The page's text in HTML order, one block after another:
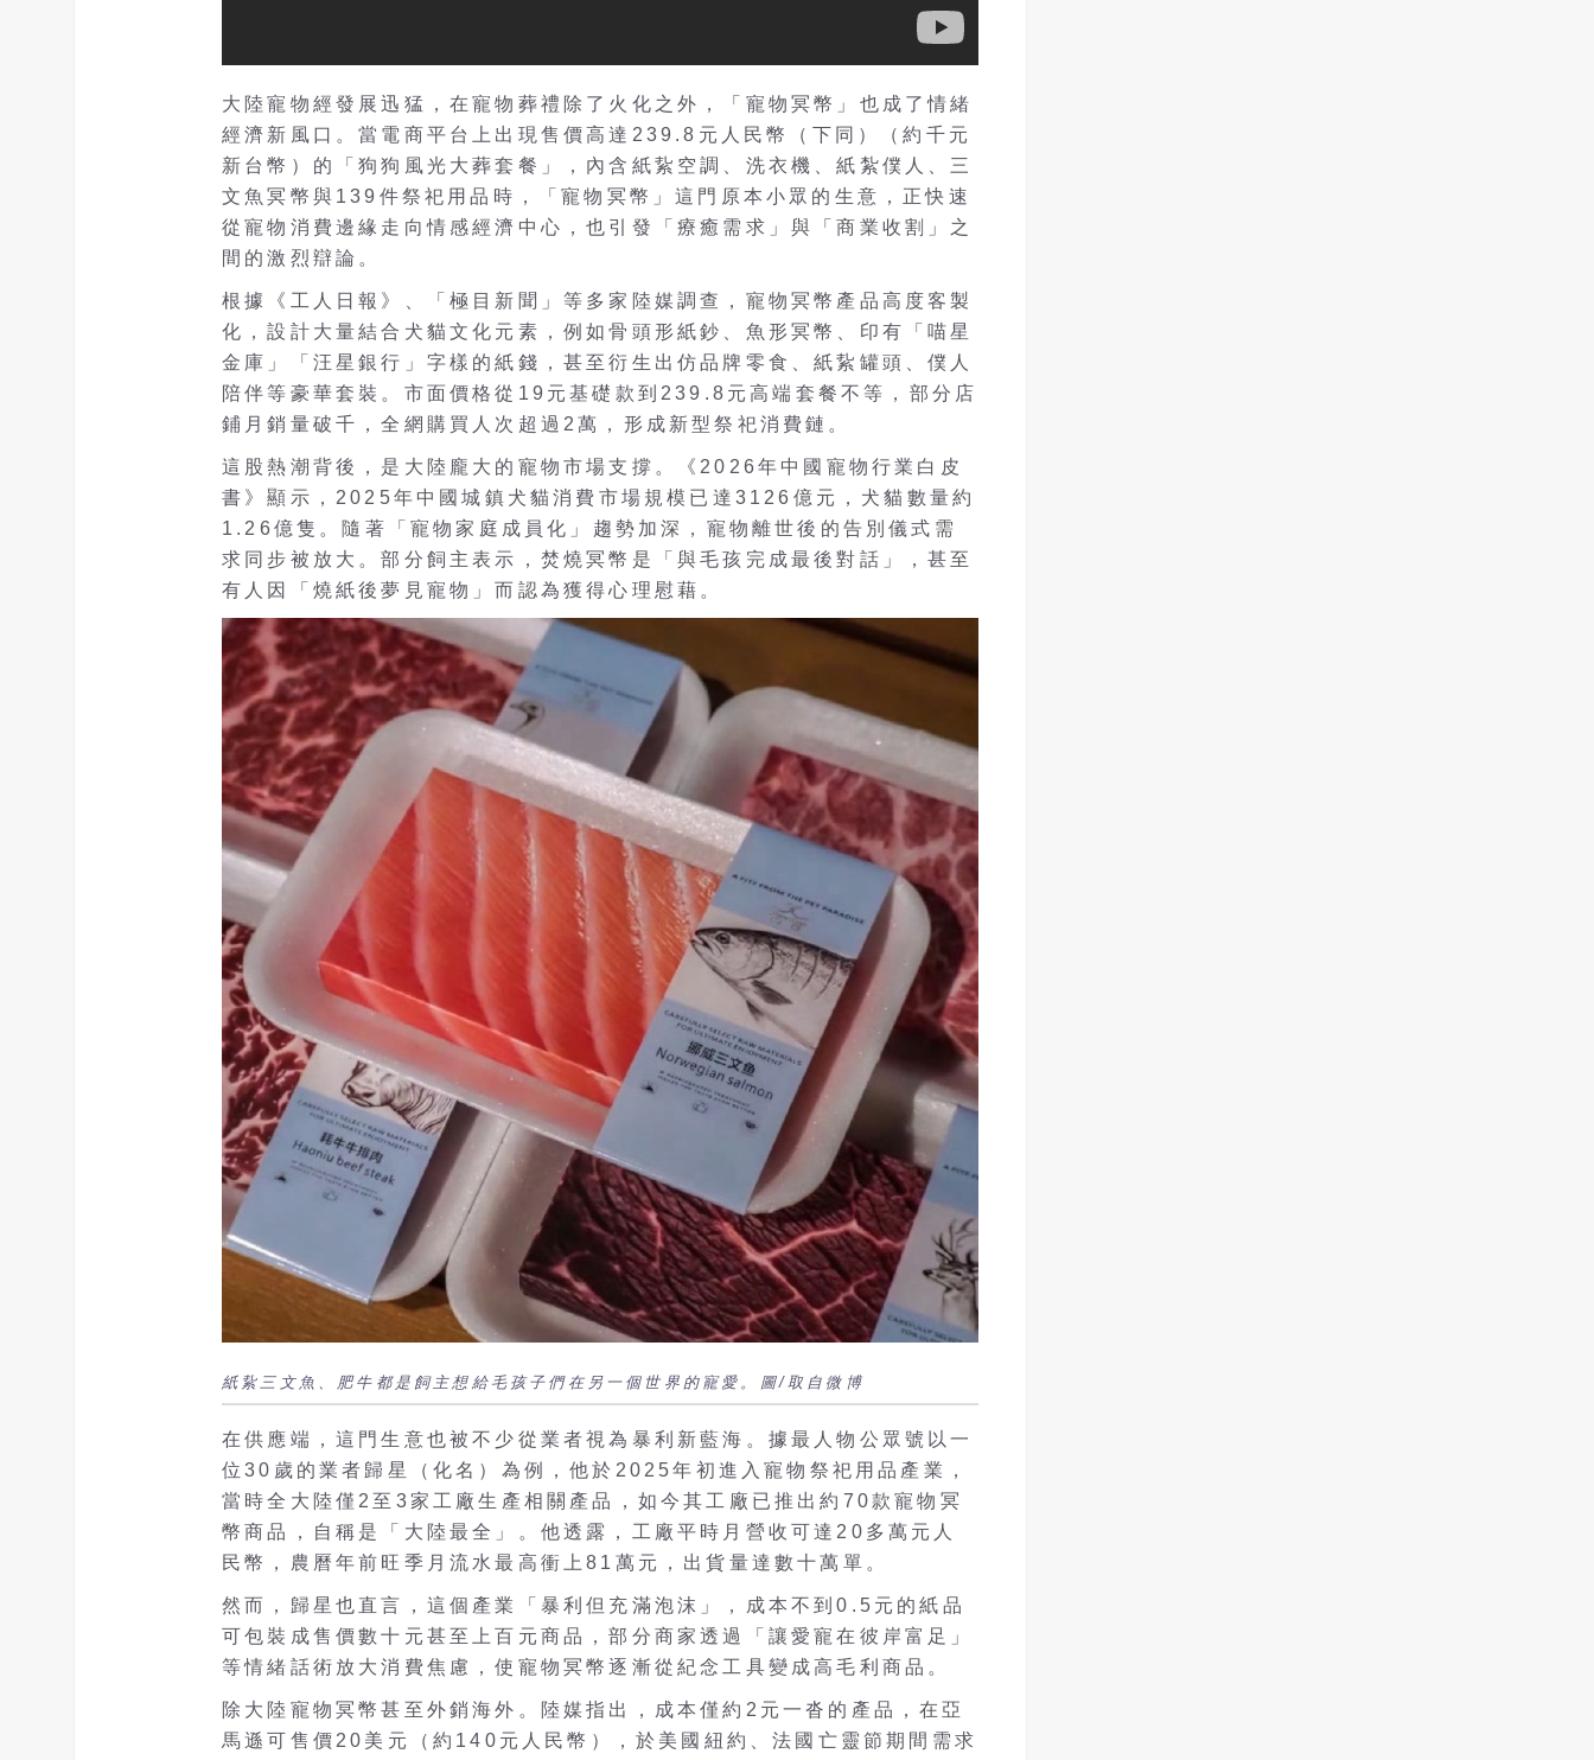
大陸寵物經發展迅猛，在寵物葬禮除了火化之外，「寵物冥幣」也成了情緒
經濟新風口。當電商平台上出現售價高達239.8元人民幣（下同）（約千元
新台幣）的「狗狗風光大葬套餐」，內含紙紥空調、洗衣機、紙紮僕人、三
文魚冥幣與139件祭祀用品時，「寵物冥幣」這門原本小眾的生意，正快速
從寵物消費邊緣走向情感經濟中心，也引發「療癒需求」與「商業收割」之
間的激烈辯論。
根據《工人日報》、「極目新聞」等多家陸媒調查，寵物冥幣產品高度客製
化，設計大量結合犬貓文化元素，例如骨頭形紙鈔、魚形冥幣、印有「喵星
金庫」「汪星銀行」字樣的紙錢，甚至衍生出仿品牌零食、紙紥罐頭、僕人
陪伴等豪華套裝。市面價格從19元基礎款到239.8元高端套餐不等，部分店
鋪月銷量破千，全網購買人次超過2萬，形成新型祭祀消費鏈。
這股熱潮背後，是大陸龐大的寵物市場支撐。《2026年中國寵物行業白皮
書》顯示，2025年中國城鎮犬貓消費市場規模已達3126億元，犬貓數量約
1.26億隻。隨著「寵物家庭成員化」趨勢加深，寵物離世後的告別儀式需
求同步被放大。部分飼主表示，焚燒冥幣是「與毛孩完成最後對話」，甚至
有人因「燒紙後夢見寵物」而認為獲得心理慰藉。
紙紥三文魚、肥牛都是飼主想給毛孩子們在另一個世界的寵愛。圖/取自微博
在供應端，這門生意也被不少從業者視為暴利新藍海。據最人物公眾號以一
位30歲的業者歸星（化名）為例，他於2025年初進入寵物祭祀用品產業，
當時全大陸僅2至3家工廠生產相關產品，如今其工廠已推出約70款寵物冥
幣商品，自稱是「大陸最全」。他透露，工廠平時月營收可達20多萬元人
民幣，農曆年前旺季月流水最高衝上81萬元，出貨量達數十萬單。
然而，歸星也直言，這個產業「暴利但充滿泡沫」，成本不到0.5元的紙品
可包裝成售價數十元甚至上百元商品，部分商家透過「讓愛寵在彼岸富足」
等情緒話術放大消費焦慮，使寵物冥幣逐漸從紀念工具變成高毛利商品。
除大陸寵物冥幣甚至外銷海外。陸媒指出，成本僅約2元一沓的產品，在亞
馬遜可售價20美元（約140元人民幣），於美國紐約、法國亡靈節期間需求